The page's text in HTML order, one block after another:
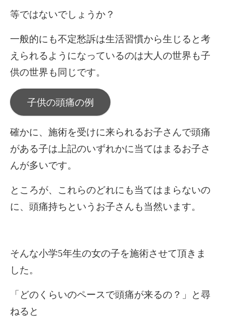
等ではないでしょうか？
一般的にも不定愁訴は生活習慣から生じると考
えられるようになっているのは大人の世界も子
供の世界も同じです。
子供の頭痛の例
確かに、施術を受けに来られるお子さんで頭痛
がある子は上記のいずれかに当てはまるお子さ
んが多いです。
ところが、これらのどれにも当てはまらないの
に、頭痛持ちというお子さんも当然います。
そんな小学5年生の女の子を施術させて頂きま
した。
「どのくらいのペースで頭痛が来るの？」と尋
ねると